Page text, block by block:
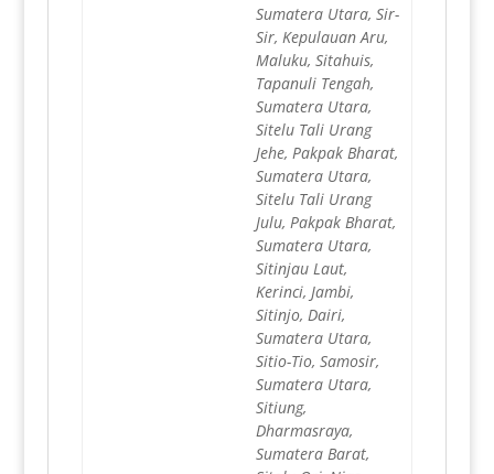
Sumatera Utara, Sir-
Sir, Kepulauan Aru,
Maluku, Sitahuis,
Tapanuli Tengah,
Sumatera Utara,
Sitelu Tali Urang
Jehe, Pakpak Bharat,
Sumatera Utara,
Sitelu Tali Urang
Julu, Pakpak Bharat,
Sumatera Utara,
Sitinjau Laut,
Kerinci, Jambi,
Sitinjo, Dairi,
Sumatera Utara,
Sitio-Tio, Samosir,
Sumatera Utara,
Sitiung,
Dharmasraya,
Sumatera Barat,